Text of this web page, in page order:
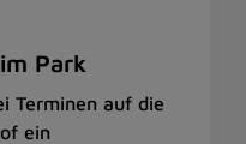
Park
Terminen auf die
ein